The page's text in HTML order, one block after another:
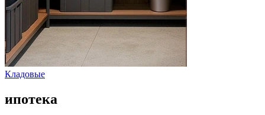
Кладовые
ипотека